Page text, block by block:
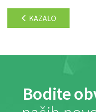
KAZALO
Bodite